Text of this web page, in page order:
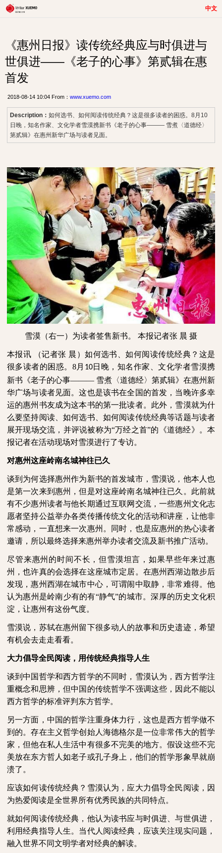
中文
《惠州日报》读传统经典应与时俱进与
世俱进——《老子的心事》第贰辑在惠
首发
2018-08-14 10:04 From： www.xuemo.com
Description： 如何选书、如何阅读传统经典？这是很多读者的困惑。8月10
日晚，知名作家、文化学者雪漠携新书《老子的心事——— 雪煮〈道德经〉
第贰辑》在惠州新华广场与读者见面。
雪漠（右一）为读者签售新书。 本报记者张 晨 摄
本报讯 （记者张 晨）如何选书、如何阅读传统经典？这是
很多读者的困惑。 8月 10日晚，知名作家、文化学者雪漠携
新书《老子的心事——— 雪煮〈道德经〉第贰辑》在惠州新
华广场与读者见面。这也是该书在全国的首发，当晚许多幸
运的惠州书友成为这本书的第一批读者。此外，雪漠就为什
么要坚持阅读、如何选书、如何阅读传统经典等话题与读者
展开现场交流，并评说被称为“万经之首”的《道德经》。本
报记者在活动现场对雪漠进行了专访。
对惠州这座岭南名城神往已久
谈到为何选择惠州作为新书的首发城市，雪漠说，他本人也
是第一次来到惠州，但是对这座岭南名城神往已久。此前就
有不少惠州读者与他长期通过互联网交流，一些惠州文化志
愿者坚持公益举办各类传播传统文化的活动和讲座，让他非
常感动，一直想来一次惠州。同时，也是应惠州的热心读者
邀请，所以最终选择来惠州举办读者交流及新书推广活动。
尽管来惠州的时间不长，但雪漠坦言，如果早些年来过惠
州，也许真的会选择在这座城市定居。在惠州西湖边散步后
发现，惠州西湖在城市中心，可谓闹中取静，非常难得。他
认为惠州是岭南少有的有“静气”的城市。深厚的历史文化积
淀，让惠州有这份气度。
雪漠说，苏轼在惠州留下很多动人的故事和历史遗迹，希望
有机会去走走看看。
大力倡导全民阅读，用传统经典指导人生
谈到中国哲学和西方哲学的不同时，雪漠认为，西方哲学注
重概念和思辨，但中国的传统哲学不强调这些，因此不能以
西方哲学的标准评判东方哲学。
另一方面，中国的哲学注重身体力行，这也是西方哲学做不
到的。存在主义哲学创始人海德格尔是一位非常伟大的哲学
家，但他在私人生活中有很多不完美的地方。假设这些不完
美放在东方哲人如老子或孔子身上，他们的哲学形象早就崩
溃了。
应该如何读传统经典？雪漠认为，应大力倡导全民阅读，因
为热爱阅读是全世界所有优秀民族的共同特点。
就如何阅读传统经典，他认为读书应与时俱进、与世俱进，
利用经典指导人生。当代人阅读经典，应该关注现实问题，
融入世界不同文明学者对经典的解读。